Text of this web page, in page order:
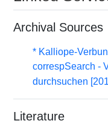
Archival Sources
* Kalliope-
correspSearch -
durchsuchen
Literature